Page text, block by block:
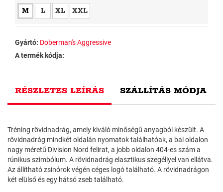
M L XL XXL
Gyártó: Doberman's Aggressive
A termék kódja:
RÉSZLETES LEÍRÁS SZÁLLÍTÁS MÓDJA
Tréning rövidnadrág, amely kiváló minőségű anyagból készült. A
rövidnadrág mindkét oldalán nyomatok találhatóak, a bal oldalon
nagy méretű Division Nord felirat, a jobb oldalon 404-es szám a
rúnikus szimbólum. A rövidnadrág elasztikus szegéllyel van ellátva.
Az állítható zsinórok végén céges logó található. A rövidnadrágon
két elülső és egy hátsó zseb található.